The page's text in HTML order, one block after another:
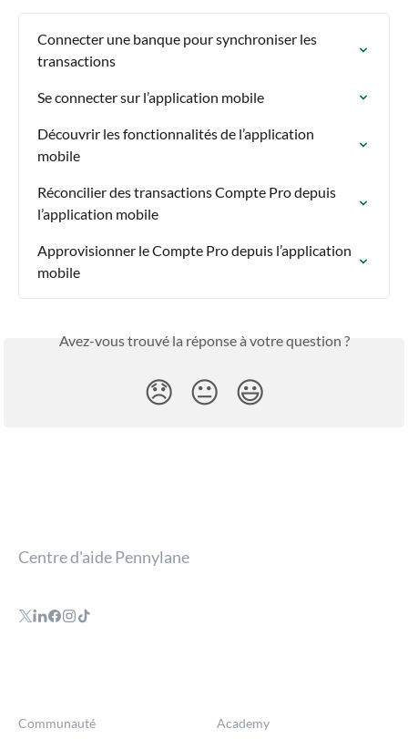
Connecter une banque pour synchroniser les
transactions
Se connecter sur l’application mobile
Découvrir les fonctionnalités de l’application
mobile
Réconcilier des transactions Compte Pro depuis
l’application mobile
Approvisionner le Compte Pro depuis l’application
mobile
Avez-vous trouvé la réponse à votre question ?
😞 😐 😃
Centre d'aide Pennylane
Communauté Academy